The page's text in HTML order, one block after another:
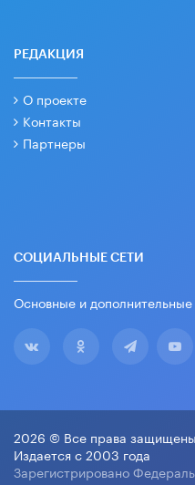
РЕДАКЦИЯ
О проекте
Контакты
Партнеры
СОЦИАЛЬНЫЕ СЕТИ
Основные и
2026 © Все права
Издается с 2003 года
Зарегистрировано